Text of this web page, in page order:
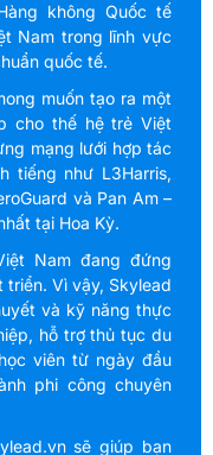
không Quốc tế
Nam trong lĩnh vực
quốc tế.
muốn tạo ra một
cho thế hệ trẻ Việt
mạng lưới hợp tác
tiếng như L3Harris,
và Pan Am –
tại Hoa Kỳ.
Nam đang đứng
Vì vậy, Skylead
và kỹ năng thực
hỗ trợ thủ tục du
viên từ ngày đầu
phi công chuyên
sẽ giúp bạn